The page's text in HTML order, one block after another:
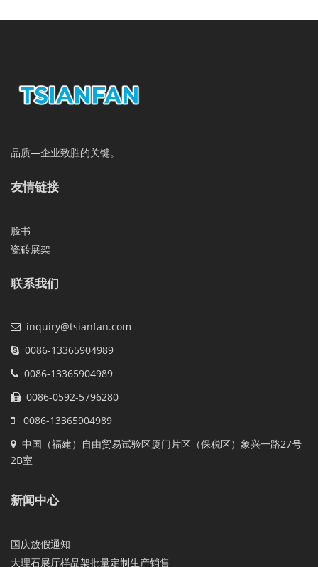
品质—企业致胜的关键。
友情链接
脸书
瓷砖展架
联系我们
inquiry@tsianfan.com
0086-13365904989
0086-13365904989
0086-0592-5796280
0086-13365904989
中国（福建）自由贸易试验区厦门片区（保税区）象兴一路27号
2B室
新闻中心
国庆放假通知
大理石展厅样品架批量定制生产销售